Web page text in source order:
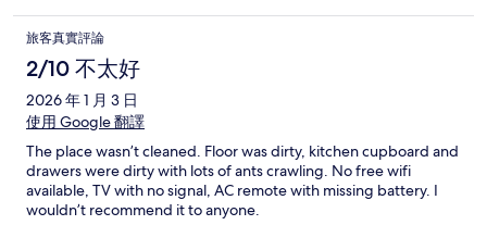
旅客真實評論
2/10 不太好
2026 年 1 月 3 日
使用 Google 翻譯
The place wasn’t cleaned. Floor was dirty, kitchen cupboard and
drawers were dirty with lots of ants crawling. No free wifi
available, TV with no signal, AC remote with missing battery. I
wouldn’t recommend it to anyone.